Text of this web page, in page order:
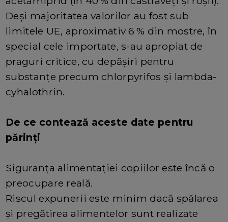
Deși majoritatea valorilor au fost sub
limitele UE, aproximativ 6 % din mostre, în
special cele importate, s-au apropiat de
praguri critice, cu depășiri pentru
substanțe precum chlorpyrifos și lambda-
cyhalothrin.
De ce contează aceste date pentru
părinți
Siguranța alimentației copiilor este încă o
preocupare reală.
Riscul expunerii este minim dacă spălarea
și pregătirea alimentelor sunt realizate